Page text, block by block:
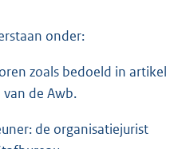
onder:
zoals bedoeld in artikel
de Awb.
de organisatiejurist